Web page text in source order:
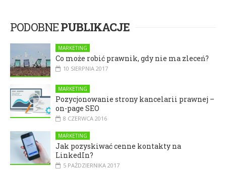
PODOBNEPUBLIKACJE
MARKETING
Co może robić prawnik, gdy nie ma zleceń?
10 SIERPNIA 2017
MARKETING
Pozycjonowanie strony kancelarii prawnej –
on-page SEO
8 CZERWCA 2016
MARKETING
Jak pozyskiwać cenne kontakty na
LinkedIn?
5 PAŹDZIERNIKA 2017